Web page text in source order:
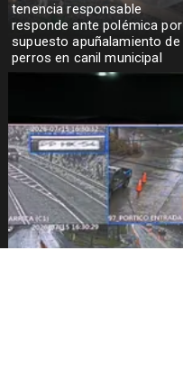
tenencia responsable
responde ante polémica por
supuesto apuñalamiento de
perros en canil municipal